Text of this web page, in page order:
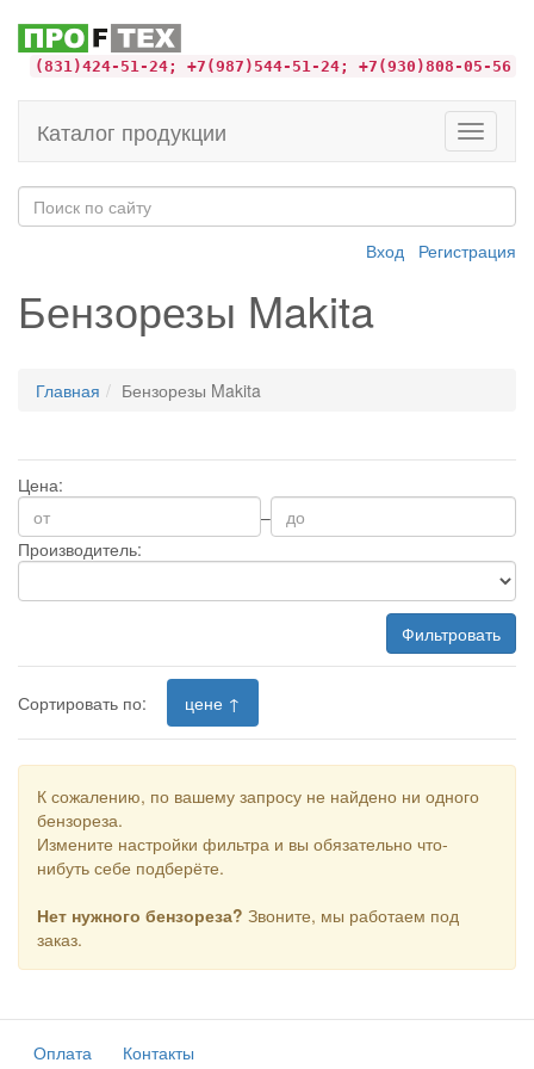
(831)424-51-24; +7(987)544-51-24; +7(930)808-05-56
Toggle
Каталог продукции
Вход Регистрация
Бензорезы Makita
Главная Бензорезы Makita
Цена:
–
Производитель:
Фильтровать
Сортировать по: цене ↑
К сожалению, по вашему запросу не найдено ни одного
бензореза.
Измените настройки фильтра и вы обязательно что-
нибуть себе подберёте.
Нет нужного бензореза? Звоните, мы работаем под
заказ.
Оплата Контакты